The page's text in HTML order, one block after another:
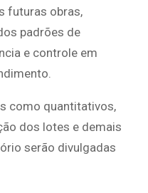
futuras obras,
padrões de
e controle em
como quantitativos,
dos lotes e demais
serão divulgadas